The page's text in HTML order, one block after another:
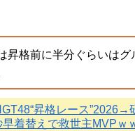
昇格前に半分ぐらいはグ
昇格レース”2026→
着替えで救世主MVPｗ